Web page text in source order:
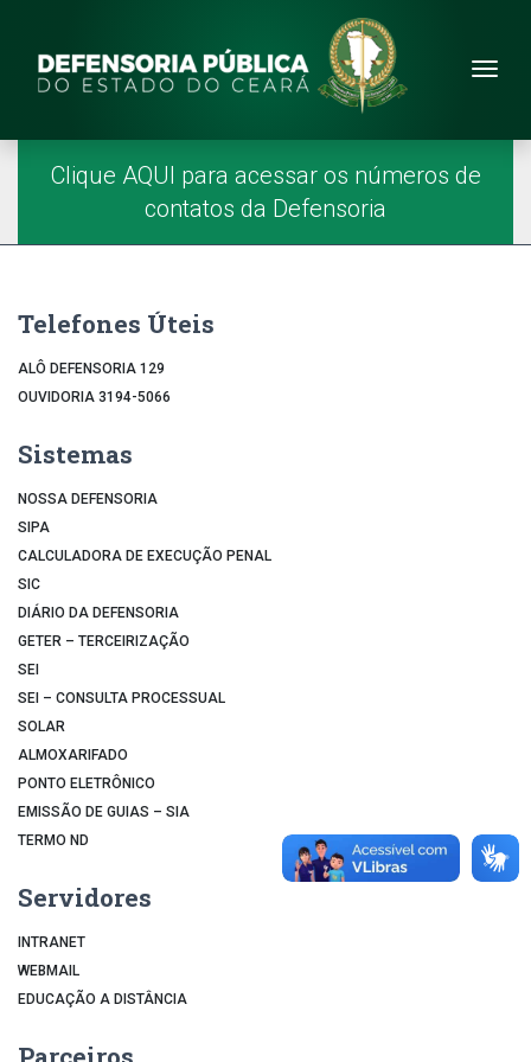
Site da Defensoria
Menu Principal
Página Inicial
Clique AQUI para acessar os números de
contatos da Defensoria
Telefones Úteis
ALÔ DEFENSORIA 129
OUVIDORIA 3194-5066
Sistemas
NOSSA DEFENSORIA
SIPA
CALCULADORA DE EXECUÇÃO PENAL
SIC
DIÁRIO DA DEFENSORIA
GETER – TERCEIRIZAÇÃO
SEI
SEI – CONSULTA PROCESSUAL
SOLAR
ALMOXARIFADO
PONTO ELETRÔNICO
EMISSÃO DE GUIAS – SIA
TERMO ND
Servidores
INTRANET
WEBMAIL
EDUCAÇÃO A DISTÂNCIA